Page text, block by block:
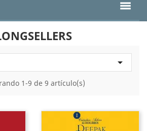

1-9 de 9 artículo(s)